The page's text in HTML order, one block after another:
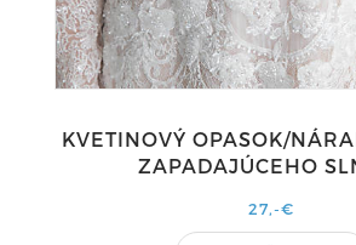
KVETINOVÝ OPASOK/
ZAPADAJÚCEHO
27,-€